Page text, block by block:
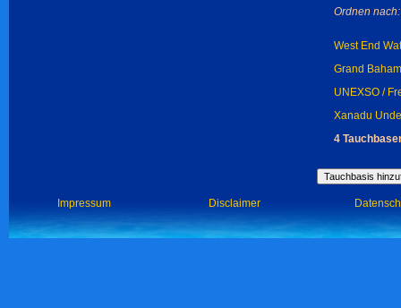
Ordnen nach:
West End
Grand
UNEXSO /
Xanadu
4
Impressum Disclaimer